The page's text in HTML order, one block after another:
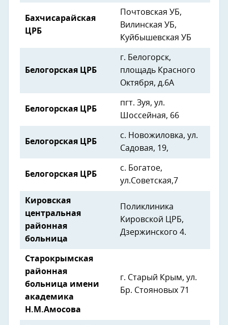
Бахчисарайская
ЦРБ
Почтовская УБ,
Вилинская УБ,
Куйбышевская УБ
Белогорская ЦРБ
г. Белогорск,
площадь Красного
Октября, д.6А
Белогорская ЦРБ
пгт. Зуя, ул.
Шоссейная, 66
Белогорская ЦРБ
с. Новожиловка, ул.
Садовая, 19,
Белогорская ЦРБ
с. Богатое,
ул.Советская,7
Кировская
центральная
районная
больница
Поликлиника
Кировской ЦРБ,
Дзержинского 4.
Старокрымская
районная
больница имени
академика
Н.М.Амосова
г. Старый Крым, ул.
Бр. Стояновых 71